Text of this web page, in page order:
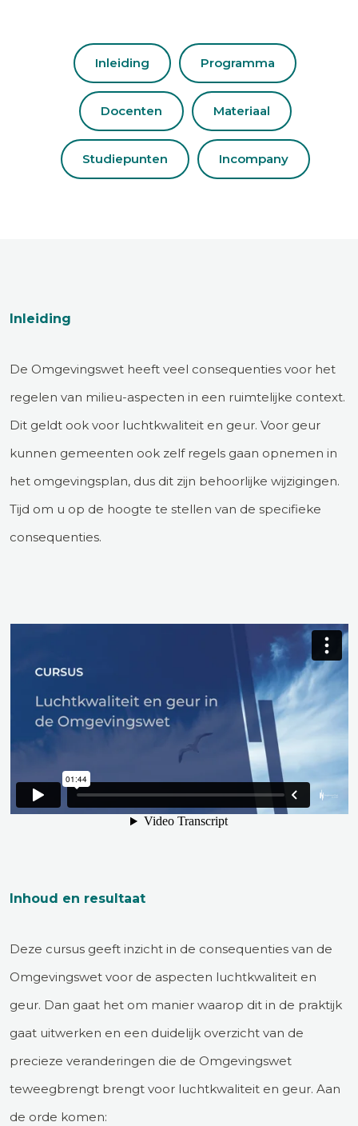
Inleiding Programma
Docenten Materiaal
Studiepunten Incompany
Inleiding
De Omgevingswet heeft veel consequenties voor het
regelen van milieu-aspecten in een ruimtelijke context.
Dit geldt ook voor luchtkwaliteit en geur. Voor geur
kunnen gemeenten ook zelf regels gaan opnemen in
het omgevingsplan, dus dit zijn behoorlijke wijzigingen.
Tijd om u op de hoogte te stellen van de specifieke
consequenties.
Inhoud en resultaat
Deze cursus geeft inzicht in de consequenties van de
Omgevingswet voor de aspecten luchtkwaliteit en
geur. Dan gaat het om manier waarop dit in de praktijk
gaat uitwerken en een duidelijk overzicht van de
precieze veranderingen die de Omgevingswet
teweegbrengt brengt voor luchtkwaliteit en geur. Aan
de orde komen: